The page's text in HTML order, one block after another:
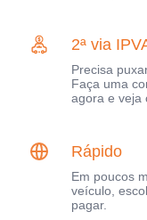
2ª via
Precisa
Faça uma
agora e veja
Rápido
Em poucos
veículo,
pagar.